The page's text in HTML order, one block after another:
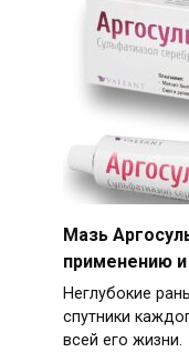
Мазь
применению
Неглубокие
спутники
всей его жизни.